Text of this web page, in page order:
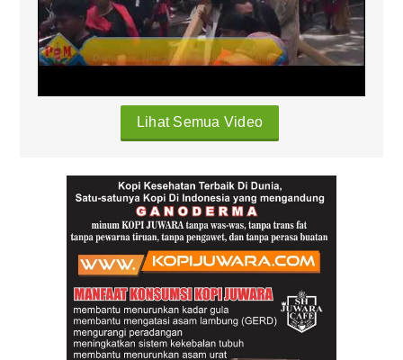
Lihat Semua Video